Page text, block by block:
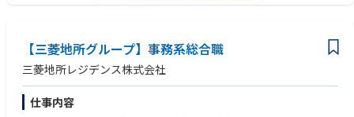
ま当社の「法務部のスタンダード」になります。あなたの丁寧な仕事が、
会社の信頼という大きな目に見えない資産となり、将来の強固な経営基盤
へと変わっていくプロセスを肌で実感できます。
■不二興産HP https://fuji-kosan.jp/
■CSR活動も積極的です https://fuji-kosan.jp/company/#csr
■不二興産公式youtubeチャンネル https://www.youtube.com/channe
l/UCbOTz8VNgdub2Htx5NG4kOw
【三菱地所グループ】事務系総合職
三菱地所レジデンス株式会社
仕事内容